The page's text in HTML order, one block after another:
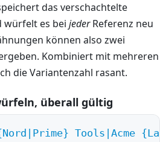
das verschachtelte
würfelt es bei jederReferenz neu
können also zwei
Kombiniert mit mehreren
die Variantenzahl rasant.
überall gültig
Tools|Acme